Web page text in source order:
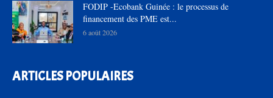
FODIP -Ecobank Guinée : le processus de
financement des PME est...
6 août 2026
ARTICLES POPULAIRES